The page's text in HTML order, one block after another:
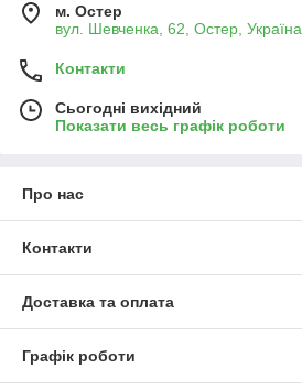
м. Остер
вул. Шевченка, 62, Остер, Україна
Контакти
Сьогодні вихідний
Показати весь графік роботи
Про нас
Контакти
Доставка та оплата
Графік роботи